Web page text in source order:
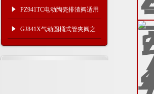
结构图
PZ941TC电动陶瓷排渣阀适用
范围
GJ841X气动圆桶式管夹阀之
工作原理及参数特点